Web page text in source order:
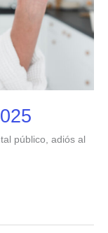
público, adiós al